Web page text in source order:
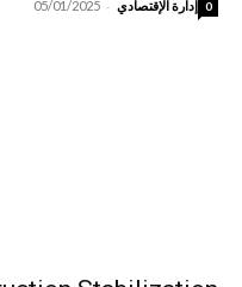
إدارة الإقتصادي -
05/01/2025 0